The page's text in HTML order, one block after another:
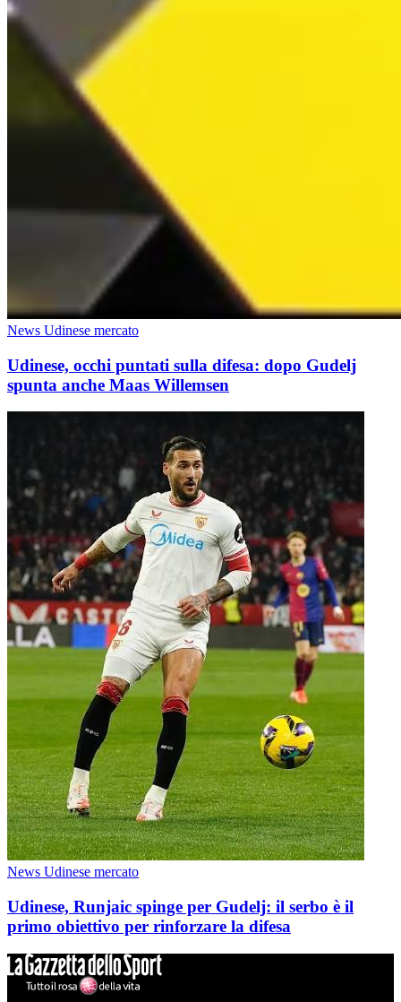
News Udinese mercato
Udinese, occhi puntati sulla difesa: dopo Gudelj
spunta anche Maas Willemsen
News Udinese mercato
Udinese, Runjaic spinge per Gudelj: il serbo è il
primo obiettivo per rinforzare la difesa